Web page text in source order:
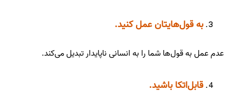
به قول‌هایتان عمل کنید.
عدم عمل به قول‌ها شما را به انسانی ناپایدار تبدیل می‌کند.
قابل‌اتکا باشید.